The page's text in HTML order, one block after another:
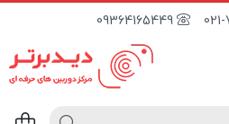
09364165449